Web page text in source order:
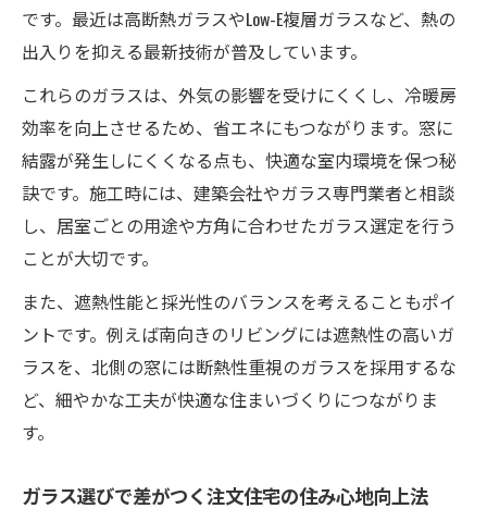
です。最近は高断熱ガラスやLow-E複層ガラスなど、熱の
出入りを抑える最新技術が普及しています。
これらのガラスは、外気の影響を受けにくくし、冷暖房
効率を向上させるため、省エネにもつながります。窓に
結露が発生しにくくなる点も、快適な室内環境を保つ秘
訣です。施工時には、建築会社やガラス専門業者と相談
し、居室ごとの用途や方角に合わせたガラス選定を行う
ことが大切です。
また、遮熱性能と採光性のバランスを考えることもポイ
ントです。例えば南向きのリビングには遮熱性の高いガ
ラスを、北側の窓には断熱性重視のガラスを採用するな
ど、細やかな工夫が快適な住まいづくりにつながりま
す。
ガラス選びで差がつく注文住宅の住み心地向上法